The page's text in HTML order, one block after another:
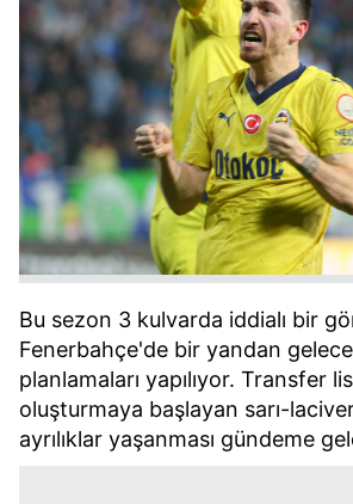
Bu sezon 3 kulvarda iddialı bir
Fenerbahçe'de bir yandan
planlamaları yapılıyor. Transfer
oluşturmaya başlayan sarı-
ayrılıklar yaşanması gündeme